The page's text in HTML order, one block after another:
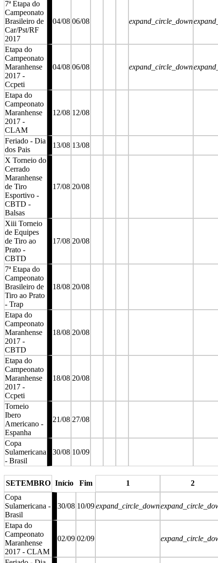
7ª Etapa do
Campeonato
Brasileiro de
Car/Pst/RF
2017
04/08 06/08 expand_circle_down
Etapa do
Campeonato
Maranhense
2017 -
Ccpeti
04/08 06/08 expand_circle_down
Etapa do
Campeonato
Maranhense
2017 -
CLAM
12/08 12/08
Feriado - Dia
dos Pais
13/08 13/08
X Torneio do
Cerrado
Maranhense
de Tiro
Esportivo -
CBTD -
Balsas
17/08 20/08
Xiii Torneio
de Equipes
de Tiro ao
Prato -
CBTD
17/08 20/08
7ª Etapa do
Campeonato
Brasileiro de
Tiro ao Prato
- Trap
18/08 20/08
Etapa do
Campeonato
Maranhense
2017 -
CBTD
18/08 20/08
Etapa do
Campeonato
Maranhense
2017 -
Ccpeti
18/08 20/08
Torneio
Ibero
Americano -
Espanha
21/08 27/08
Copa
Sulamericana
- Brasil
30/08 10/09
SETEMBRO Início Fim 1
2
Copa
Sulamericana -
Brasil
30/08 10/09expand_circle_down
Etapa do
Campeonato
Maranhense
2017 - CLAM
02/09 02/09